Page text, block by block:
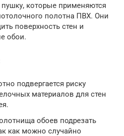
которые применяются
полотна ПВХ. Они
поверхность стен и
обои.
подвергается риску
материалов для стен
обоев подрезать
как можно случайно